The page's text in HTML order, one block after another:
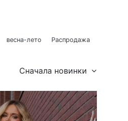
весна-лето
Распродажа
Сначала новинки